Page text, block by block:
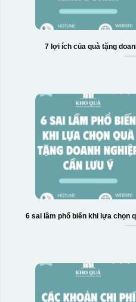
7 lợi ích của quà tặng
6 sai lầm phổ biến khi lựa chọn